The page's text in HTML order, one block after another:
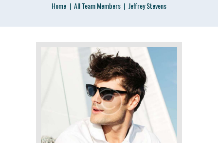
Home All Team Members Jeffrey Stevens